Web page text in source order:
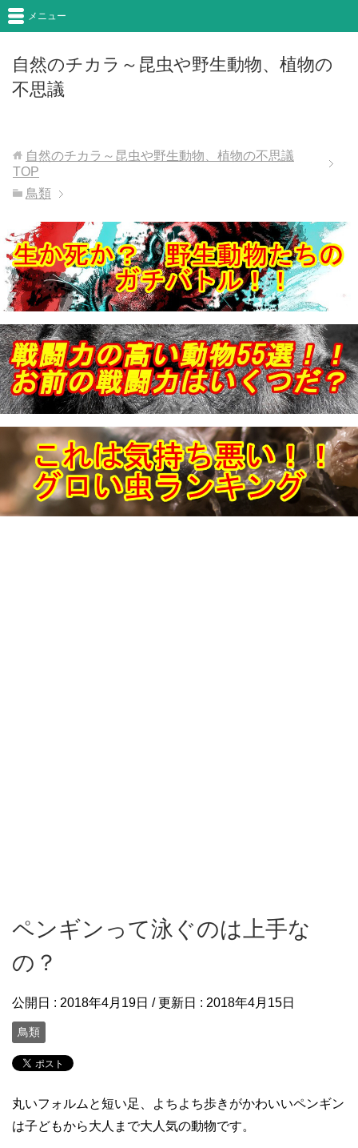
自然のチカラ～昆虫や野生動物、植物の
不思議
メニュー
自然のチカラ～昆虫や野生動物、植物の不思議
TOP
鳥類
ペンギンって泳ぐのは上手な
の？
公開日 : 2018年4月19日 / 更新日 : 2018年4月15日
鳥類
丸いフォルムと短い足、よちよち歩きがかわいいペンギン
は子どもから大人まで大人気の動物です。